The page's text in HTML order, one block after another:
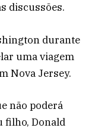
discussões.
durante
uma viagem
Nova Jersey.
não poderá
filho, Donald